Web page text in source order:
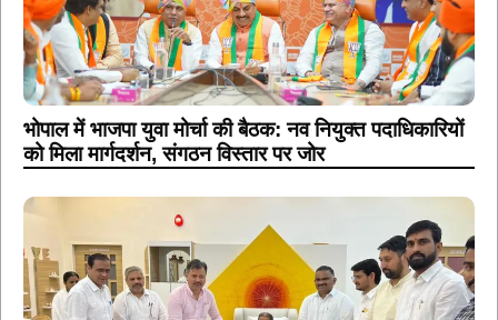
भोपाल में भाजपा युवा मोर्चा की बैठक: नव नियुक्त पदाधिकारियों
को मिला मार्गदर्शन, संगठन विस्तार पर जोर